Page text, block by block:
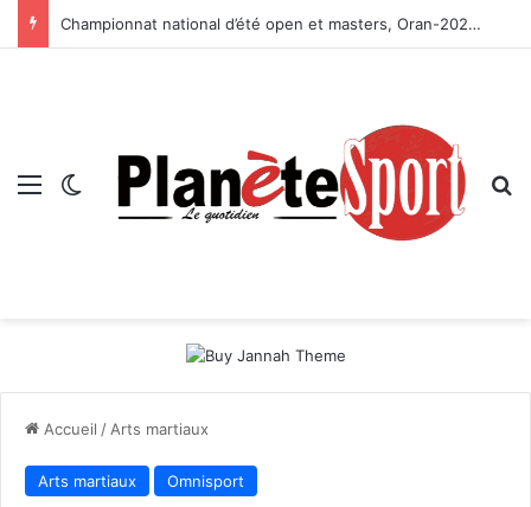
Championnat national d’été open et masters, Oran-2026 — Le CRB s’adjuge le titre
Menu Switch skin
Accueil / Arts martiaux
Arts martiaux Omnisport